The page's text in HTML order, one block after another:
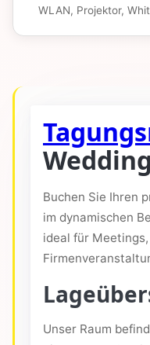
WLAN, Projektor,
Wedding
Buchen Sie Ihren
im dynamischen
ideal für
Unser Raum